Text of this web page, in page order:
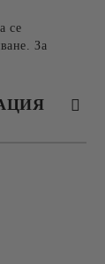
се
За